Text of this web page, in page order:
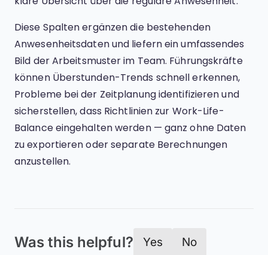
Diese Spalten ergänzen die bestehenden
Anwesenheitsdaten und liefern ein umfassendes
Bild der Arbeitsmuster im Team. Führungskräfte
können Überstunden-Trends schnell erkennen,
Probleme bei der Zeitplanung identifizieren und
sicherstellen, dass Richtlinien zur Work-Life-
Balance eingehalten werden — ganz ohne Daten
zu exportieren oder separate Berechnungen
anzustellen.
Was this helpful? Yes No